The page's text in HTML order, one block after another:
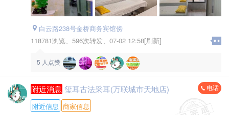
白云路238号金桥商务宾馆傍
118781浏览、 596次转发、 07-02 12:58[刷新]
5 人点赞
附近消息 玺耳古法采耳(万联城市天地店) 电话
附近信息 商家信息